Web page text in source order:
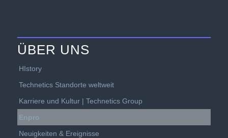
ÜBER UNS
HIstory
Technetics Standorte weltweit
Karriere und Kultur | Technetics Group
Enpro
Neuigkeiten & Ereignisse